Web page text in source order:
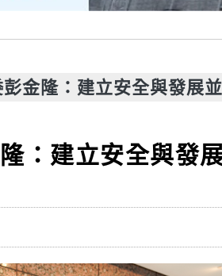
金隆：建立安全與發展
：建立安全與發